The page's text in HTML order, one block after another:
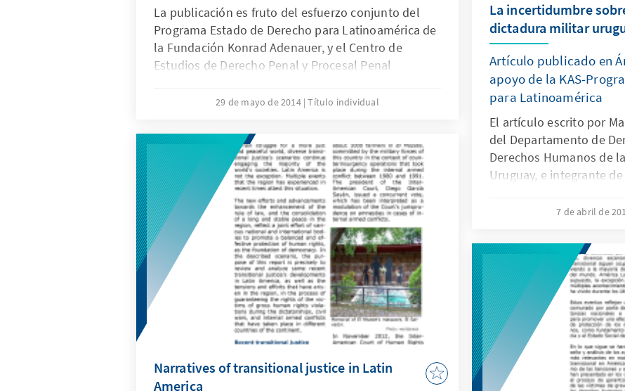
La publicación es fruto del esfuerzo conjunto del
Programa Estado de Derecho para Latinoamérica de
la Fundación Konrad Adenauer, y el Centro de
Estudios de Derecho Penal y Procesal Penal
Göttingen en Alemania.
29 de mayo de 2014 Título individual
La incertidumbre
dictadura militar
Artículo publicado en
apoyo de la KAS-
para Latinoamérica
El artículo escrito por
del Departamento de
Derechos Humanos de
Uruguay, e integrante
Fundamentales, explica
Interamericana de
Gelman.
7 de abril de
Narratives of transitional justice in Latin
America